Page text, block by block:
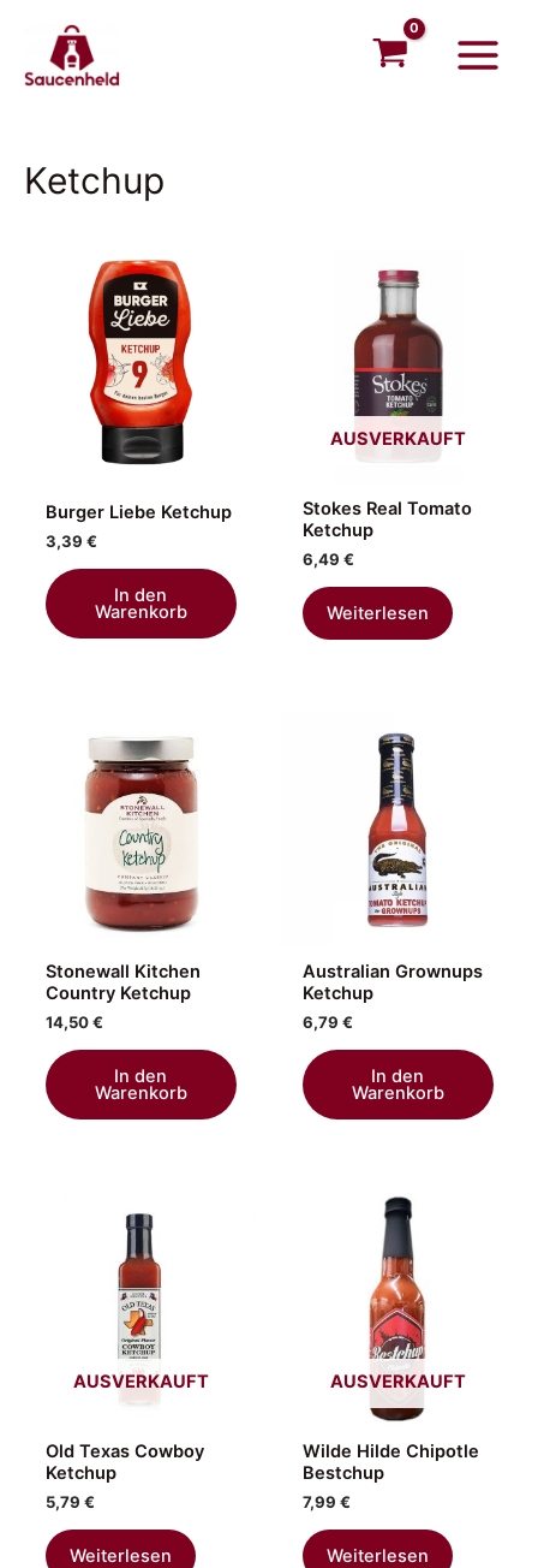
springen
Menu
Ketchup
Burger Liebe Ketchup
3,39 €
In den
Warenkorb
AUSVERKAUFT
Stokes Real Tomato
Ketchup
6,49 €
Weiterlesen
Stonewall Kitchen
Country Ketchup
14,50€
In den
Warenkorb
Australian Grownups
Ketchup
6,79 €
In den
Warenkorb
AUSVERKAUFT
Old Texas Cowboy
Ketchup
5,79 €
Weiterlesen
AUSVERKAUFT
Wilde Hilde Chipotle
Bestchup
7,99 €
Weiterlesen